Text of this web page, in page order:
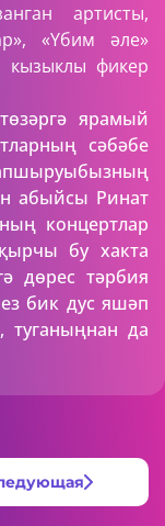
артисты,
«Үбим әле»
кызыклы фикер
ярамый
сәбәбе
абыйсы Ринат
концертлар
бу хакта
дөрес тәрбия
бик дус яшәп
да